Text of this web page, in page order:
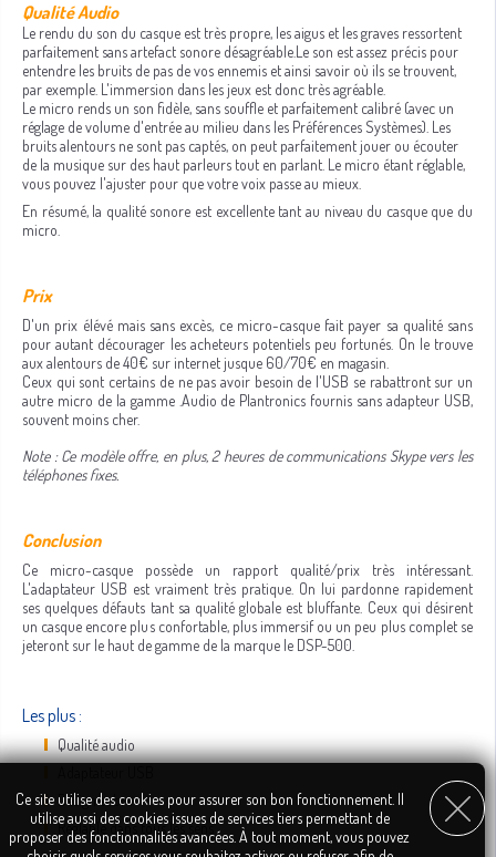
Qualité Audio
Le rendu du son du casque est très propre, les aigus et les graves ressortent
parfaitement sans artefact sonore désagréable.Le son est assez précis pour
entendre les bruits de pas de vos ennemis et ainsi savoir où ils se trouvent,
par exemple. L'immersion dans les jeux est donc très agréable.
Le micro rends un son fidèle, sans souffle et parfaitement calibré (avec un
réglage de volume d'entrée au milieu dans les Préférences Systèmes). Les
bruits alentours ne sont pas captés, on peut parfaitement jouer ou écouter
de la musique sur des haut parleurs tout en parlant. Le micro étant réglable,
vous pouvez l'ajuster pour que votre voix passe au mieux.
En résumé, la qualité sonore est excellente tant au niveau du casque que du
micro.
Prix
D'un prix élévé mais sans excès, ce micro-casque fait payer sa qualité sans
pour autant décourager les acheteurs potentiels peu fortunés. On le trouve
aux alentours de 40€ sur internet jusque 60/70€ en magasin.
Ceux qui sont certains de ne pas avoir besoin de l'USB se rabattront sur un
autre micro de la gamme .Audio de Plantronics fournis sans adapteur USB,
souvent moins cher.
Note : Ce modèle offre, en plus, 2 heures de communications Skype vers les
téléphones fixes.
Conclusion
Ce micro-casque possède un rapport qualité/prix très intéressant.
L'adaptateur USB est vraiment très pratique. On lui pardonne rapidement
ses quelques défauts tant sa qualité globale est bluffante. Ceux qui désirent
un casque encore plus confortable, plus immersif ou un peu plus complet se
jeteront sur le haut de gamme de la marque le DSP-500.
Les plus :
Qualité audio
Design sobre
Réglable dans tous les sens
Ce site utilise des cookies pour assurer son bon fonctionnement. Il
utilise aussi des cookies issues de services tiers permettant de
proposer des fonctionnalités avancées. À tout moment, vous pouvez